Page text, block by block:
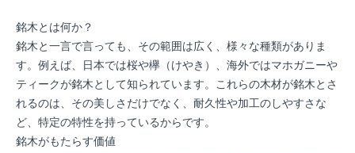
銘木とは何か？
銘木と一言で言っても、その範囲は広く、様々な種類がありま
す。例えば、日本では桜や欅（けやき）、海外ではマホガニーや
ティークが銘木として知られています。これらの木材が銘木とさ
れるのは、その美しさだけでなく、耐久性や加工のしやすさな
ど、特定の特性を持っているからです。
銘木がもたらす価値